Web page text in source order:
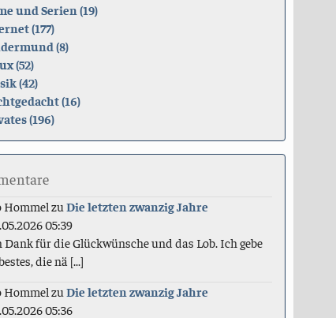
und Serien (19)
(177)
(8)
(52)
(42)
(16)
(196)
HommelzuDie letzten zwanzig Jahre
05:39
Dank für die Glückwünsche und das Lob. Ich gebe
die nä [...]
HommelzuDie letzten zwanzig Jahre
05:36